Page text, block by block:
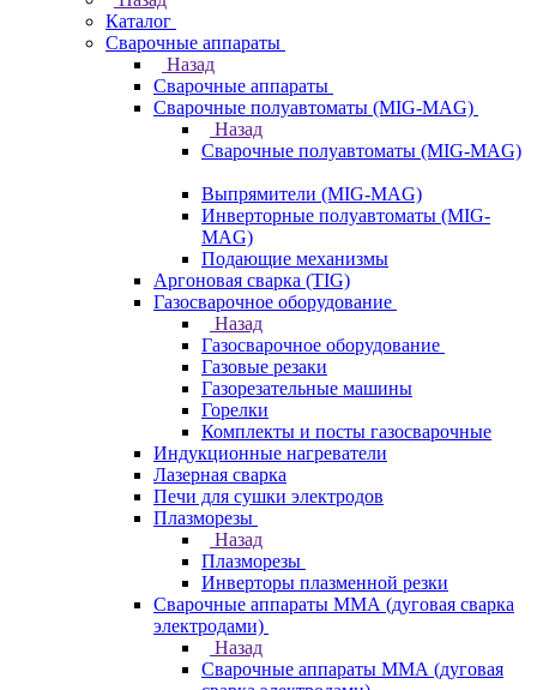
Каталог
Сварочные аппараты
Назад
Сварочные аппараты
Сварочные полуавтоматы (MIG-MAG)
Назад
Сварочные полуавтоматы (MIG-MAG)
Выпрямители (MIG-MAG)
Инверторные полуавтоматы (MIG-
MAG)
Подающие механизмы
Аргоновая сварка (TIG)
Газосварочное оборудование
Назад
Газосварочное оборудование
Газовые резаки
Газорезательные машины
Горелки
Комплекты и посты газосварочные
Индукционные нагреватели
Лазерная сварка
Печи для сушки электродов
Плазморезы
Назад
Плазморезы
Инверторы плазменной резки
Сварочные аппараты ММА (дуговая сварка
электродами)
Назад
Сварочные аппараты ММА (дуговая